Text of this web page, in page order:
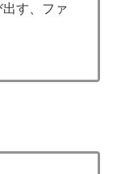
出す、ファ